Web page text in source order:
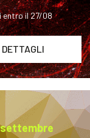
entro il 27/08
DETTAGLI
settembre